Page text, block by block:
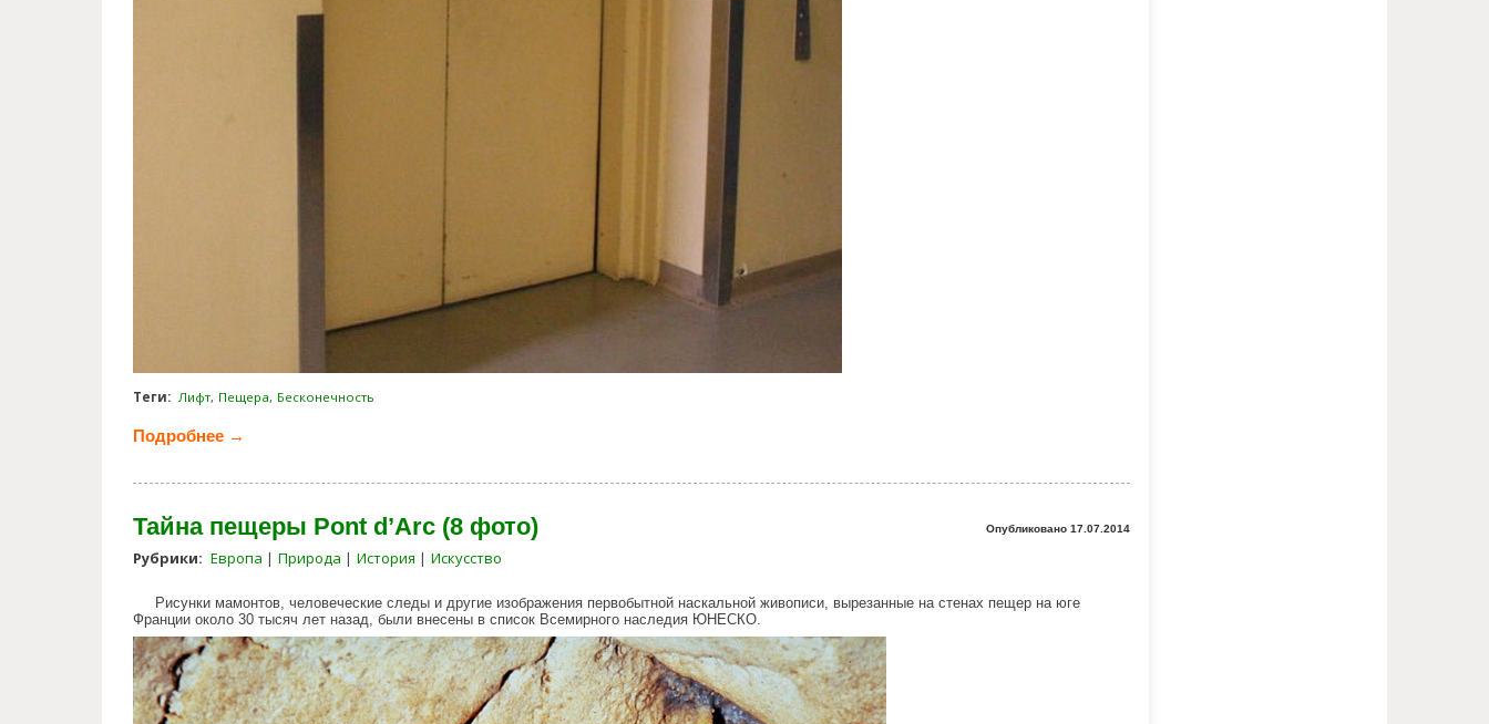
Теги: Лифт Пещера Бесконечность
Подробнее →
Тайна пещеры Pont d’Arc (8 фото) Опубликовано 17.07.2014
Рубрики: Европа Природа История Искусство
Рисунки мамонтов, человеческие следы и другие изображения первобытной наскальной живописи, вырезанные на стенах пещер на юге
Франции около 30 тысяч лет назад, были внесены в список Всемирного наследия ЮНЕСКО.
secret_of_dark_cave.jpg